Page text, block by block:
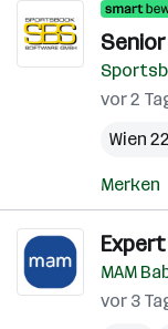
Senior
vor 2
Wien
Merken
MAM
vor 3